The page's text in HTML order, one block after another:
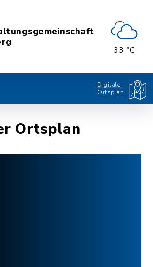
33 °C
Digitaler
Ortsplan
Ortsplan